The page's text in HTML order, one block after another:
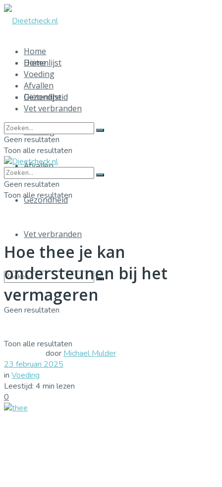
Home
Diëtenlijst
Voeding
Afvallen
Gezondheid
Vet verbranden
Geen resultaten
Toon alle resultaten
Home
Diëtenlijst
Voeding
Afvallen
Gezondheid
Vet verbranden
Geen resultaten
Toon alle resultaten
Geen resultaten
Toon alle resultaten
Hoe thee je kan
ondersteunen bij het
vermageren
door Michael Mulder
23 februari 2025
in Voeding
Leestijd: 4 min lezen
0